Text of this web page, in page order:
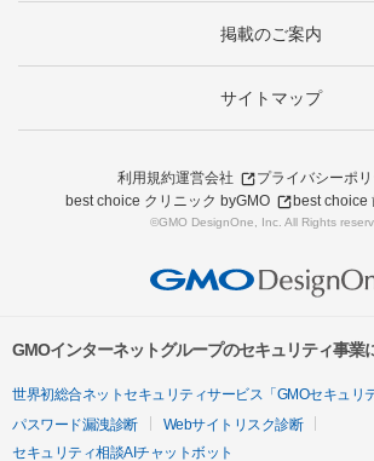
掲載のご案内
サイトマップ
利用規約運営会社
プライバシーポ
best choice クリニック byGMO
best choice
©GMO DesignOne, Inc. All Rights
GMOインターネットグループのセキュリティ事業
世界初総合ネットセキュリティサービス「GMOセキュリ
パスワード漏洩診断
Webサイトリスク診断
セキュリティ相談AIチャットボット